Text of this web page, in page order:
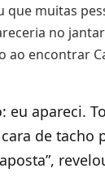
que muitas
no
ao encontrar
eu apareci.
de tacho